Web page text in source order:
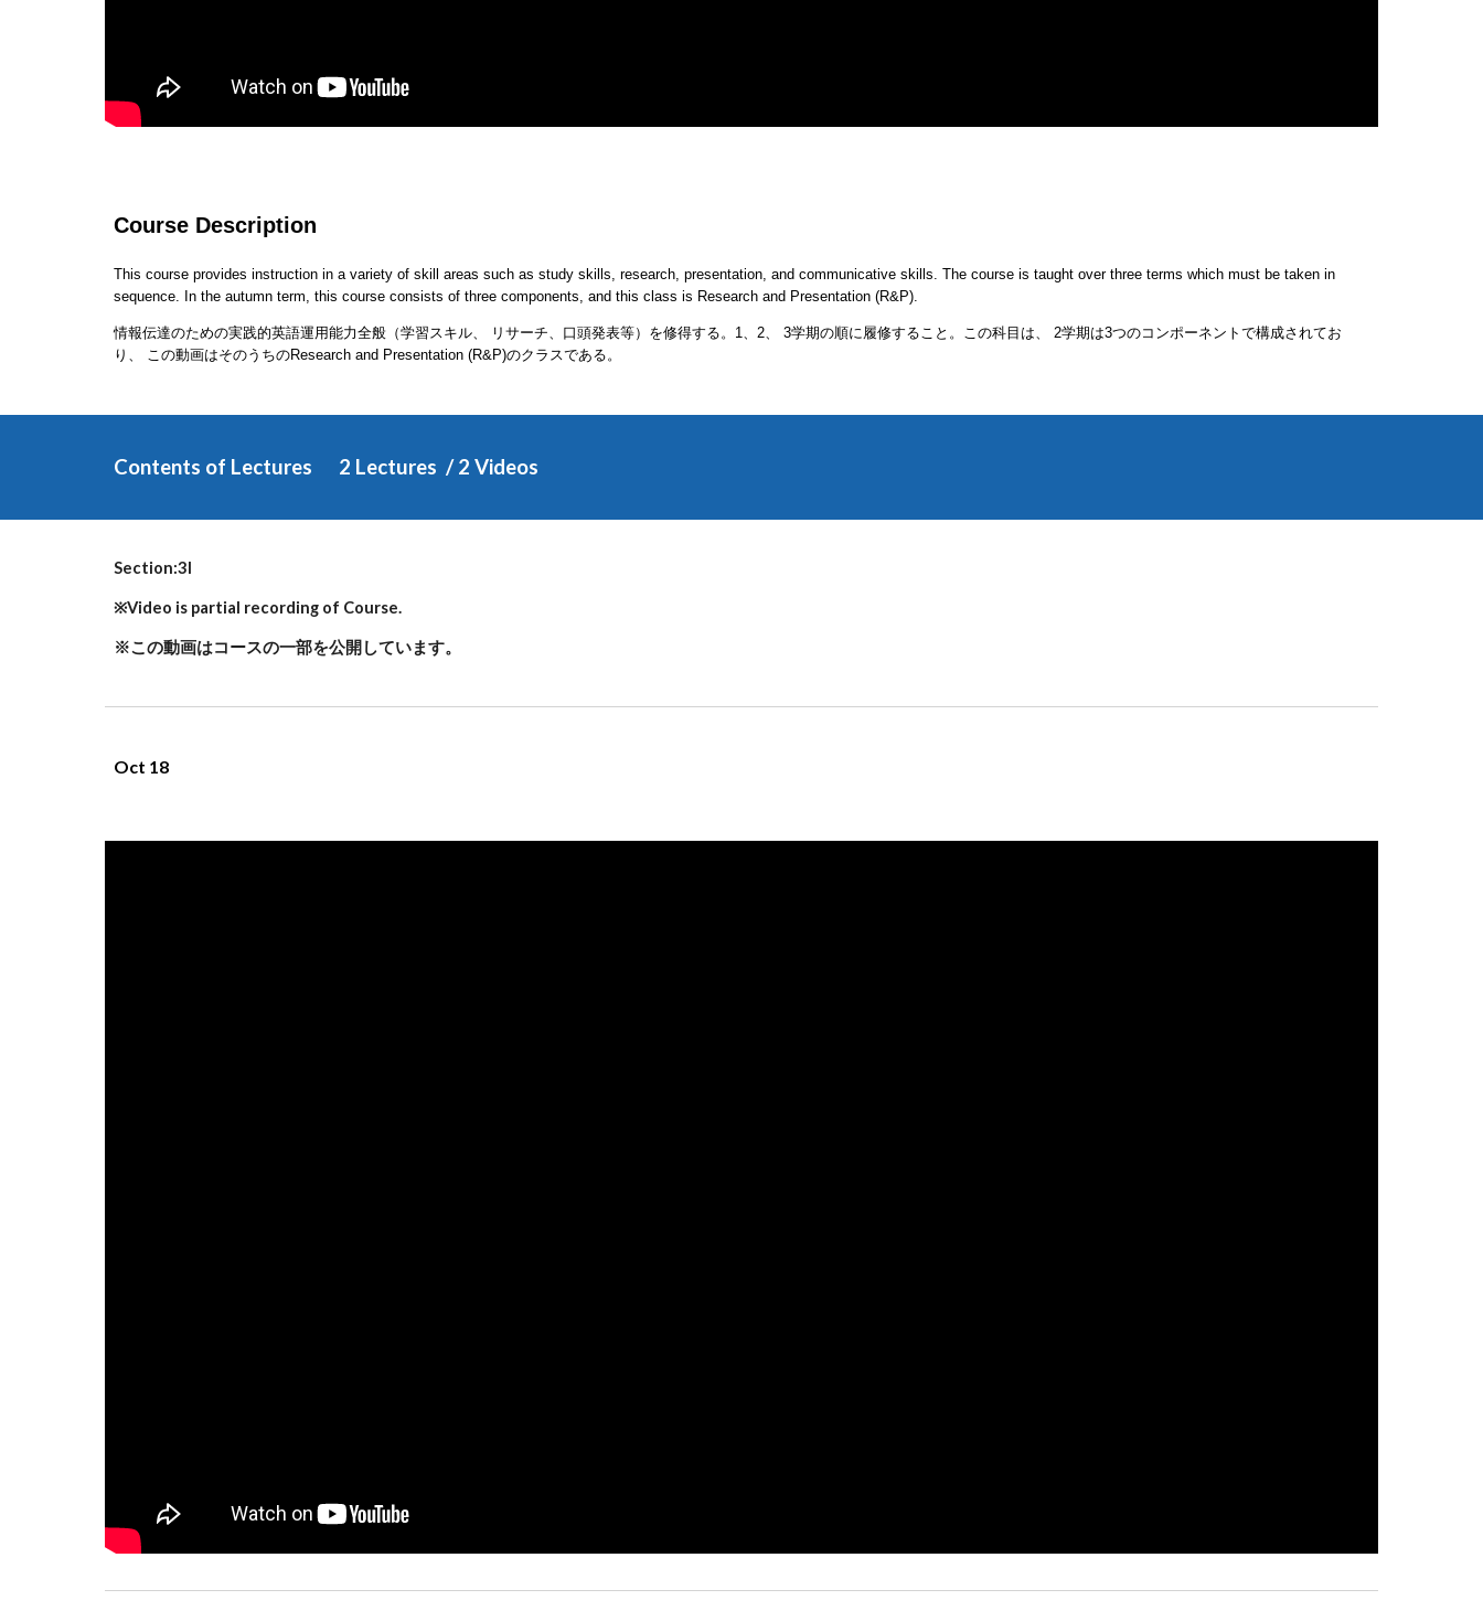
Course Description
This course provides instruction in a variety of skill areas such as study skills, research, presentation, and communicative skills. The course is taught over three terms which must be taken in
sequence. In the autumn term, this course consists of three components, and this class is Research and Presentation (R&P).
情報伝達のための実践的英語運用能力全般（学習スキル、 リサーチ、口頭発表等）を修得する。1、2、 3学期の順に履修すること。この科目は、 2学期は3つのコンポーネントで構成されてお
り、 この動画はそのうちのResearch and Presentation (R&P)のクラスである。
Contents of Lectures 2 Lectures  / 2 Videos
Section:3I
※Video is partial recording of Course.
※この動画はコースの一部を公開しています。
Oct 18